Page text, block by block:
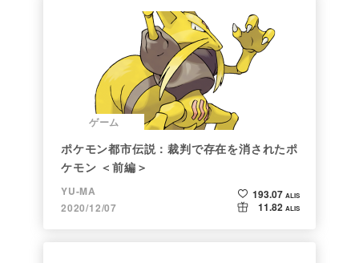
ゲーム
ポケモン都市伝説：裁判で存在を消されたポ
ケモン ＜前編＞
YU-MA
2020/12/07
193.07 ALIS
11.82 ALIS